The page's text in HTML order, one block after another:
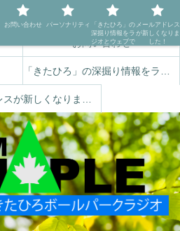
エスコンフィールド
お問い合わせ
お問い合わせ パーソナリティ
「きたひろ」の
深掘り情報をラ
ジオとウェブで
メールアドレス
が新しくなりま
した！